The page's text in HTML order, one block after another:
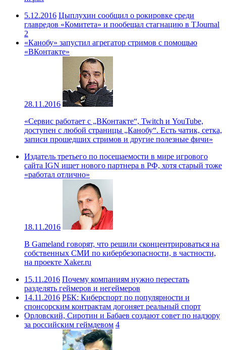
5.12.2016 Цыплухин сообщил о рокировке среди
главредов «Комитета» и пообещал стагнацию в TJournal
2
«Канобу» запустил агрегатор стримов с помощью
«ВКонтакте»
28.11.2016
«Сервис работает с „ВКонтакте“, Twitch и YouTube,
доступен с любой страницы „Канобу“. Есть чатик, сетка,
записи прошедших стримов и другие полезные фичи»
Издатель третьего по посещаемости в мире игрового
сайта IGN ищет нового партнера в РФ, хотя старый тоже
«работал отлично»
18.11.2016
В Gameland говорят, что решили сконцентрироваться на
собственных СМИ по кибербезопасности, в частности,
на проекте Xaker.ru
15.11.2016 Почему компаниям нужно перестать
разделять геймеров и негеймеров
14.11.2016 РБК: Киберспорт по популярности и
спонсорским контрактам догоняет реальный спорт
Орловский, Сиротин и Бабаев создают совет по надзору
за российским геймдевом 4